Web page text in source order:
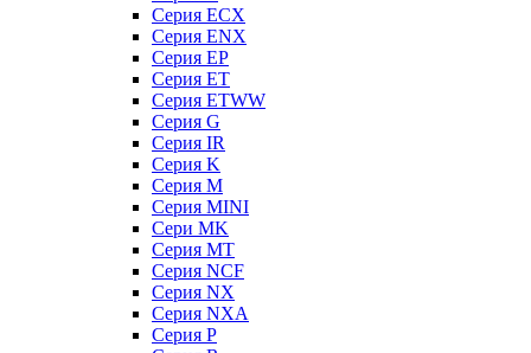
Серия ECX
Серия ENX
Серия EP
Серия ET
Серия ETWW
Серия G
Серия IR
Серия K
Серия M
Серия MINI
Сери MK
Серия MT
Серия NCF
Серия NX
Серия NXA
Серия P